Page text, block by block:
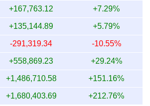
2,280,028.13 73,302.90 73,302,904.44
2,281,925.60 73,363.91 73,363,907.91
2,272,130.35 73,048.99 73,048,990.71
2,286,896.84 73,523.73 73,523,733.54
+167,763.12 +7.29%
+135,144.89 +5.79%
-291,319.34 -10.55%
+558,869.23 +29.24%
+1,486,710.58 +151.16%
+1,680,403.69 +212.76%